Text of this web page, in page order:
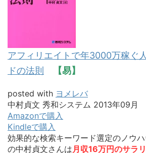
アフィリエイトで年3000万稼ぐ
ドの法則
【易】
posted with ヨメレバ
中村貞文 秀和システム 2013年09月
Amazonで購入
Kindleで購入
効果的な検索キーワード選定のノウ
の中村貞文さんは月収16万円のサラ